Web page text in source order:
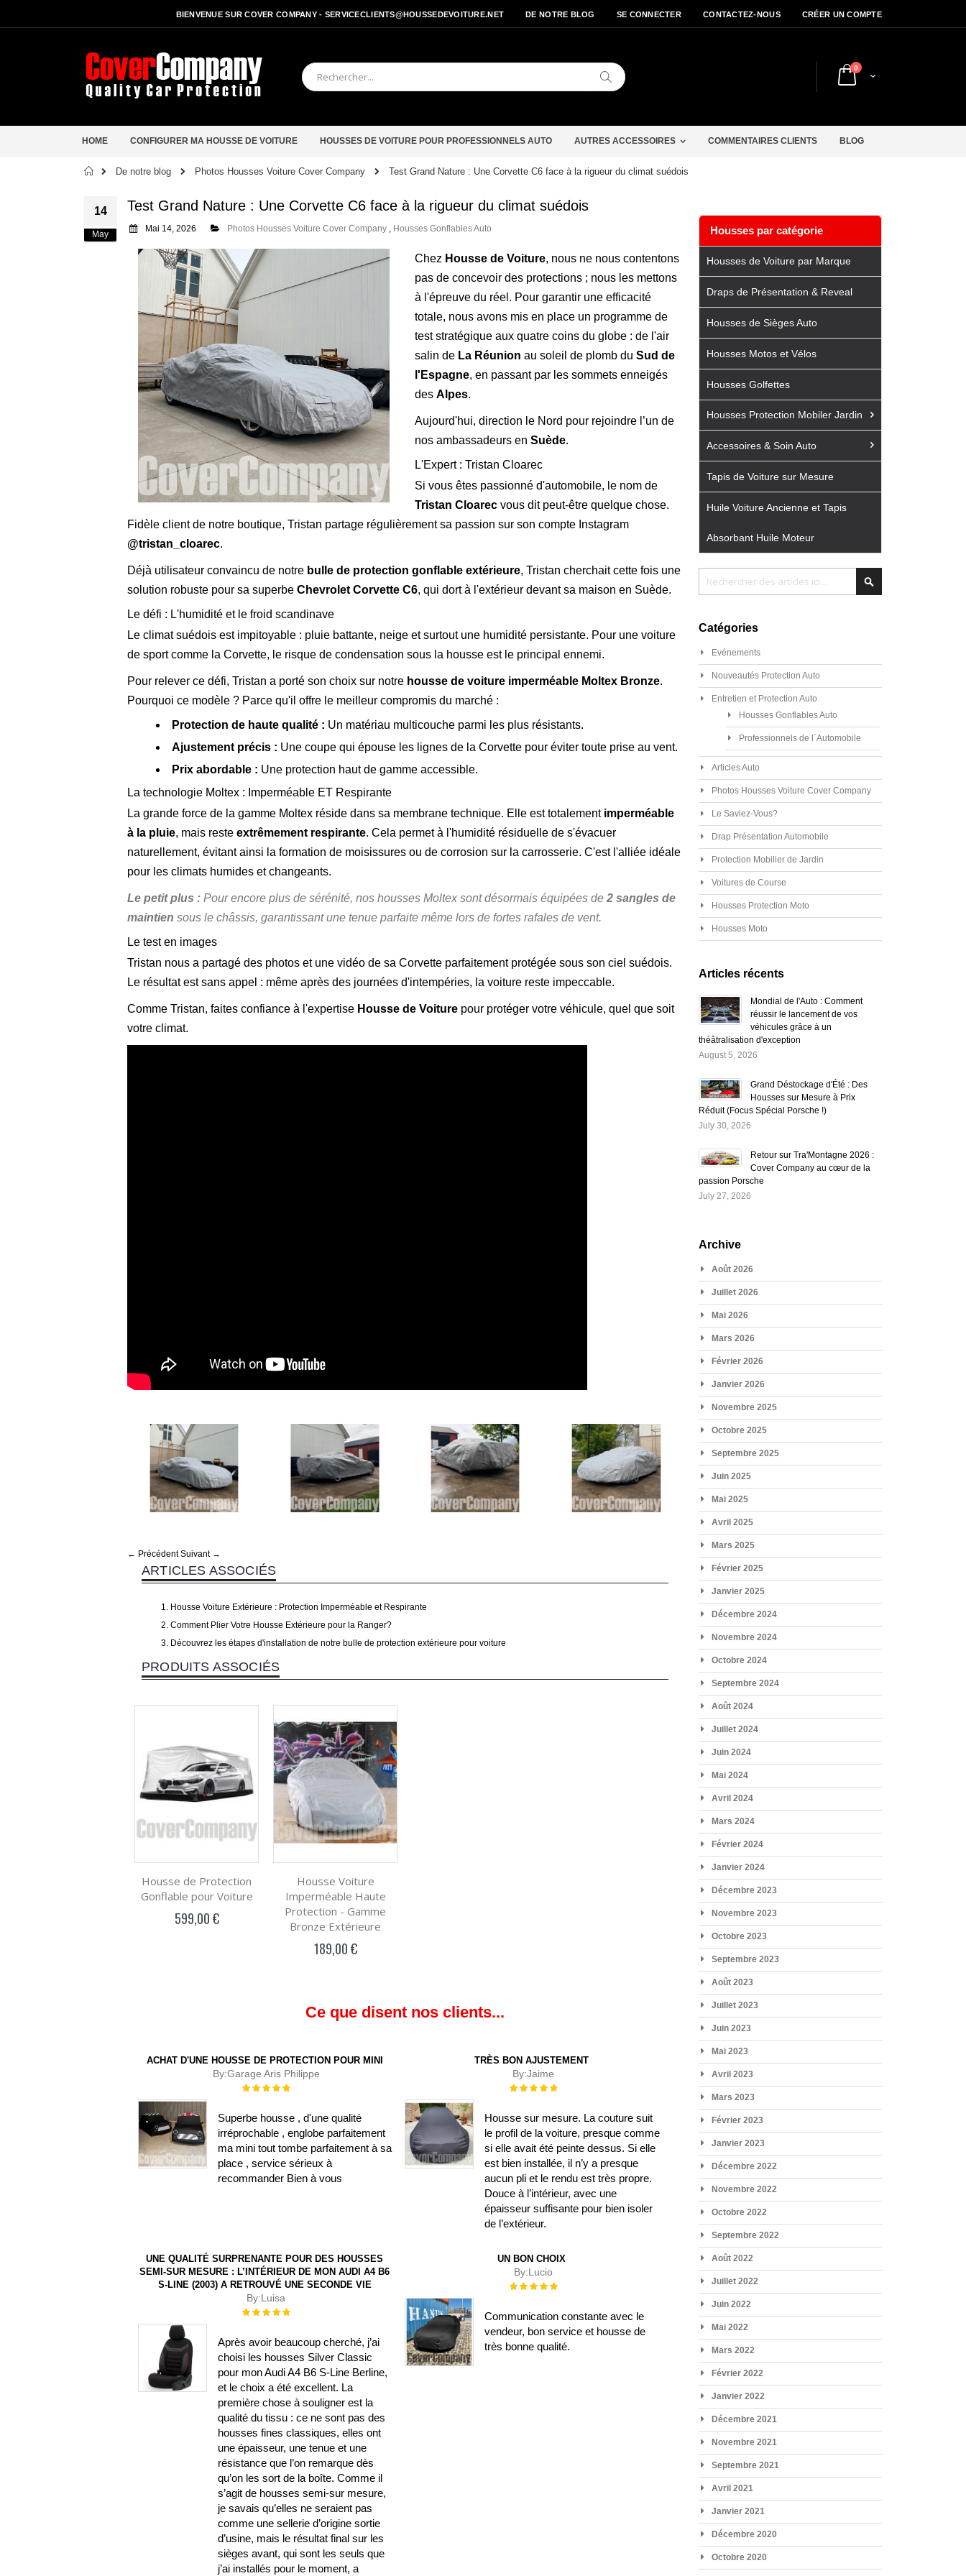
BIENVENUE SUR COVER COMPANY - SERVICECLIENTS@HOUSSEDEVOITURE.NET DE NOTRE BLOG SE CONNECTER CONTACTEZ-NOUS CRÉER UN COMPTE
Cart
0articles
Chercher
HOME CONFIGURER MA HOUSSE DE VOITURE HOUSSES DE VOITURE POUR PROFESSIONNELS AUTO AUTRES ACCESSOIRES COMMENTAIRES CLIENTS BLOG
Accueil
De notre blog Photos Housses Voiture Cover Company Test Grand Nature : Une Corvette C6 face à la rigueur du climat suédois
14
May
Test Grand Nature : Une Corvette C6 face à la rigueur du climat suédois
Mai 14, 2026 Photos Housses Voiture Cover Company, Housses Gonflables Auto
Chez Housse de Voiture, nous ne nous contentons
pas de concevoir des protections ; nous les mettons
à l'épreuve du réel. Pour garantir une efficacité
totale, nous avons mis en place un programme de
test stratégique aux quatre coins du globe : de l'air
salin de La Réunion au soleil de plomb du Sud de
l'Espagne, en passant par les sommets enneigés
des Alpes.
Aujourd'hui, direction le Nord pour rejoindre l’un de
nos ambassadeurs en Suède.
L'Expert : Tristan Cloarec
Si vous êtes passionné d'automobile, le nom de
Tristan Cloarec vous dit peut-être quelque chose.
Fidèle client de notre boutique, Tristan partage régulièrement sa passion sur son compte Instagram
@tristan_cloarec.
Déjà utilisateur convaincu de notre bulle de protection gonflable extérieure, Tristan cherchait cette fois une
solution robuste pour sa superbe Chevrolet Corvette C6, qui dort à l'extérieur devant sa maison en Suède.
Le défi : L'humidité et le froid scandinave
Le climat suédois est impitoyable : pluie battante, neige et surtout une humidité persistante. Pour une voiture
de sport comme la Corvette, le risque de condensation sous la housse est le principal ennemi.
Pour relever ce défi, Tristan a porté son choix sur notre housse de voiture imperméable Moltex Bronze.
Pourquoi ce modèle ? Parce qu'il offre le meilleur compromis du marché :
Protection de haute qualité : Un matériau multicouche parmi les plus résistants.
Ajustement précis : Une coupe qui épouse les lignes de la Corvette pour éviter toute prise au vent.
Prix abordable : Une protection haut de gamme accessible.
La technologie Moltex : Imperméable ET Respirante
La grande force de la gamme Moltex réside dans sa membrane technique. Elle est totalement imperméable
à la pluie, mais reste extrêmement respirante. Cela permet à l'humidité résiduelle de s'évacuer
naturellement, évitant ainsi la formation de moisissures ou de corrosion sur la carrosserie. C'est l'alliée idéale
pour les climats humides et changeants.
Le petit plus : Pour encore plus de sérénité, nos housses Moltex sont désormais équipées de 2 sangles de
maintien sous le châssis, garantissant une tenue parfaite même lors de fortes rafales de vent.
Le test en images
Tristan nous a partagé des photos et une vidéo de sa Corvette parfaitement protégée sous son ciel suédois.
Le résultat est sans appel : même après des journées d'intempéries, la voiture reste impeccable.
Comme Tristan, faites confiance à l'expertise Housse de Voiture pour protéger votre véhicule, quel que soit
votre climat.
← Précédent Suivant →
ARTICLES ASSOCIÉS
Housse Voiture Extérieure : Protection Imperméable et Respirante
Comment Plier Votre Housse Extérieure pour la Ranger?
Découvrez les étapes d'installation de notre bulle de protection extérieure pour voiture
PRODUITS ASSOCIÉS
Housse de Protection
Gonflable pour Voiture
599,00 €
Housse Voiture
Imperméable Haute
Protection - Gamme
Bronze Extérieure
189,00 €
Ce que disent nos clients...
ACHAT D'UNE HOUSSE DE PROTECTION POUR MINI
By:Garage Aris Philippe
Évaluation :
Superbe housse , d'une qualité
irréprochable , englobe parfaitement
ma mini tout tombe parfaitement à sa
place , service sérieux à
recommander Bien à vous
TRÈS BON AJUSTEMENT
By:Jaime
Évaluation :
Housse sur mesure. La couture suit
le profil de la voiture, presque comme
si elle avait été peinte dessus. Si elle
est bien installée, il n’y a presque
aucun pli et le rendu est très propre.
Douce à l’intérieur, avec une
épaisseur suffisante pour bien isoler
de l’extérieur.
UNE QUALITÉ SURPRENANTE POUR DES HOUSSES
SEMI-SUR MESURE : L’INTÉRIEUR DE MON AUDI A4 B6
S-LINE (2003) A RETROUVÉ UNE SECONDE VIE
By:Luisa
Évaluation :
Après avoir beaucoup cherché, j’ai
choisi les housses Silver Classic
pour mon Audi A4 B6 S-Line Berline,
et le choix a été excellent. La
première chose à souligner est la
qualité du tissu : ce ne sont pas des
housses fines classiques, elles ont
une épaisseur, une tenue et une
résistance que l’on remarque dès
qu’on les sort de la boîte. Comme il
s’agit de housses semi-sur mesure,
je savais qu’elles ne seraient pas
comme une sellerie d’origine sortie
d’usine, mais le résultat final sur les
sièges avant, qui sont les seuls que
j’ai installés pour le moment, a
UN BON CHOIX
By:Lucio
Évaluation :
Communication constante avec le
vendeur, bon service et housse de
très bonne qualité.
Housses par catégorie
Housses de Voiture par Marque
Draps de Présentation & Reveal
Housses de Sièges Auto
Housses Motos et Vélos
Housses Golfettes
Housses Protection Mobiler Jardin
Accessoires & Soin Auto
Tapis de Voiture sur Mesure
Huile Voiture Ancienne et Tapis
Absorbant Huile Moteur
Catégories
Evénements
Nouveautés Protection Auto
Entretien et Protection Auto
Housses Gonflables Auto
Professionnels de l´Automobile
Articles Auto
Photos Housses Voiture Cover Company
Le Saviez-Vous?
Drap Présentation Automobile
Protection Mobilier de Jardin
Voitures de Course
Housses Protection Moto
Housses Moto
Articles récents
Mondial de l'Auto : Comment
réussir le lancement de vos
véhicules grâce à un
théâtralisation d'exception
August 5, 2026
Grand Déstockage d'Été : Des
Housses sur Mesure à Prix
Réduit (Focus Spécial Porsche !)
July 30, 2026
Retour sur Tra'Montagne 2026 :
Cover Company au cœur de la
passion Porsche
July 27, 2026
Archive
Août 2026
Juillet 2026
Mai 2026
Mars 2026
Février 2026
Janvier 2026
Novembre 2025
Octobre 2025
Septembre 2025
Juin 2025
Mai 2025
Avril 2025
Mars 2025
Février 2025
Janvier 2025
Décembre 2024
Novembre 2024
Octobre 2024
Septembre 2024
Août 2024
Juillet 2024
Juin 2024
Mai 2024
Avril 2024
Mars 2024
Février 2024
Janvier 2024
Décembre 2023
Novembre 2023
Octobre 2023
Septembre 2023
Août 2023
Juillet 2023
Juin 2023
Mai 2023
Avril 2023
Mars 2023
Février 2023
Janvier 2023
Décembre 2022
Novembre 2022
Octobre 2022
Septembre 2022
Août 2022
Juillet 2022
Juin 2022
Mai 2022
Mars 2022
Février 2022
Janvier 2022
Décembre 2021
Novembre 2021
Septembre 2021
Avril 2021
Janvier 2021
Décembre 2020
Octobre 2020